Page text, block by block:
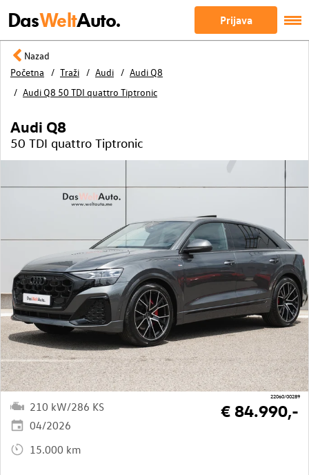
DasWeltAuto. Prijava
Nazad
Početna
Traži Audi
Audi Q8
Audi Q8 50 TDI quattro Tiptronic
22060/00289
Audi Q8
50 TDI quattro Tiptronic
210 kW/286 KS
04/2026
15.000 km
€ 84.990,-